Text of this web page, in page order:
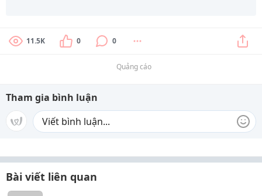
11.5K 0 0
Quảng cáo
Tham gia bình luận
Bài viết liên quan